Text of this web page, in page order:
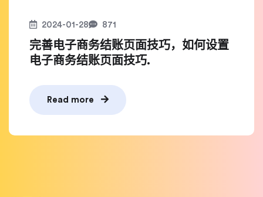
2024-01-28 871
完善电子商务结账页面技巧，如何设置
电子商务结账页面技巧.
Read more